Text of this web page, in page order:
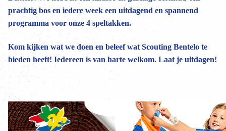
prachtig bos en iedere week een uitdagend en spannend
programma voor onze 4 speltakken.
Kom kijken wat we doen en beleef wat Scouting Bentelo te
bieden heeft! Iedereen is van harte welkom. Laat je uitdagen!